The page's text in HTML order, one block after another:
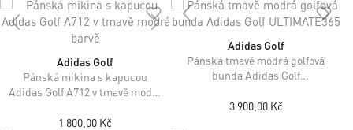
Adidas Golf
Pánská mikina s kapucou
Adidas Golf A712 v tmavě modré
1 800,00 Kč
Adidas Golf
Pánská tmavě modrá golfová
bunda Adidas Golf
3 900,00 Kč